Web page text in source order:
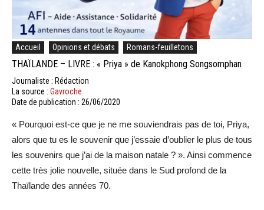
Accueil Opinions et débats Romans-feuilletons
THAÏLANDE – LIVRE : « Priya » de Kanokphong Songsomphan
Journaliste : Rédaction
La source : Gavroche
Date de publication : 26/06/2020
« Pourquoi est-ce que je ne me souviendrais pas de toi, Priya,
alors que tu es le souvenir que j’essaie d’oublier le plus de tous
les souvenirs que j’ai de la maison natale ? ». Ainsi commence
cette très jolie nouvelle, située dans le Sud profond de la
Thaïlande des années 70.